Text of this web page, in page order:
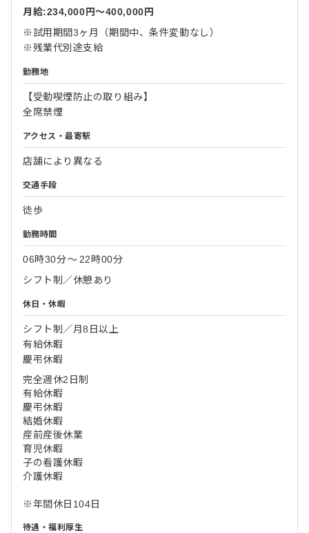
月給:234,000円〜400,000円
※試用期間3ヶ月（期間中、条件変動なし）
※残業代別途支給
勤務地
【受動喫煙防止の取り組み】
全席禁煙
アクセス・最寄駅
店舗により異なる
交通手段
徒歩
勤務時間
06時30分〜 22時00分
シフト制／休憩あり
休日・休暇
シフト制／月8日以上
有給休暇
慶弔休暇
完全週休2日制
有給休暇
慶弔休暇
結婚休暇
産前産後休業
育児休暇
子の看護休暇
介護休暇
※年間休日104日
待遇・福利厚生